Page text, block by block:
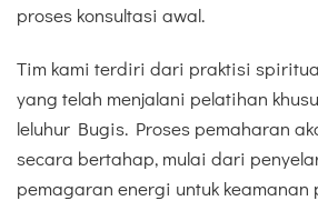
proses konsultasi awal.
Tim kami terdiri dari praktisi
yang telah menjalani pelatihan
leluhur Bugis. Proses pemaharan
secara bertahap, mulai dari
pemagaran energi untuk keamanan